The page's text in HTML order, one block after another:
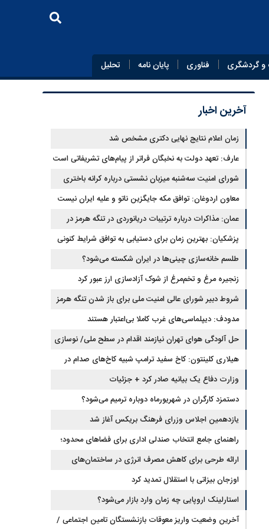
گردشگری فناوری پایان‌ نامه تحلیل
آخرین اخبار
زمان اعلام نتایج نهایی دکتری مشخص شد
عارف: تعهد دولت به نخبگان فراتر از پیام‎‌های تشریفاتی است
شورای امنیت سه‌شنبه میزبان نشستی درباره کرانه باختری
معاون اردوغان: توافق مکه جایگزین ناتو و علیه ایران نیست
عمان: مذاکرات درباره ترتیبات دریانوردی در تنگه هرمز در
فضای مثبت جریان دارد
پزشکیان‌: بهترین زمان برای دستیابی به توافق شرایط کنونی
است
طلسم خانه‌سازی چینی‌ها در ایران شکسته می‌شود؟
زنجیره مرغ و تخم‌مرغ از شوک آزادسازی ارز عبور کرد
شروط دبیر شورای عالی امنیت ملی برای باز شدن تنگه هرمز
مدودف: دیپلماسی‌های غرب کاملا بی‌اعتبار هستند
حل آلودگی هوای تهران نیازمند اقدام در سطح ملی/ نوسازی
حمل‌ونقل و کنترل بارگذاری‌هادراولویت
هیلاری کلینتون: کاخ سفید ترامپ شبیه کاخ‌های صدام در
زمان سقوط است
وزارت دفاع یک بیانیه صادر کرد + جزئیات
دستمزد کارگران در شهریورماه دوباره ترمیم می‌شود؟
یازدهمین اجلاس وزرای فرهنگ بریکس آغاز شد
راهنمای جامع انتخاب صندلی اداری برای فضاهای محدود؛
تلفیق ارگونومی و طراحی
ارائه طرحی برای کاهش مصرف انرژی در ساختمان‌های
مسکونی
اوزجان بیزاتی با استقلال تمدید کرد
استارلینک اروپایی چه زمان وارد بازار می‌شود؟
آخرین وضعیت واریز معوقات بازنشستگان تامین اجتماعی /